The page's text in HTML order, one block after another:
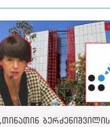
„თინათინ ბერძენიშვილის